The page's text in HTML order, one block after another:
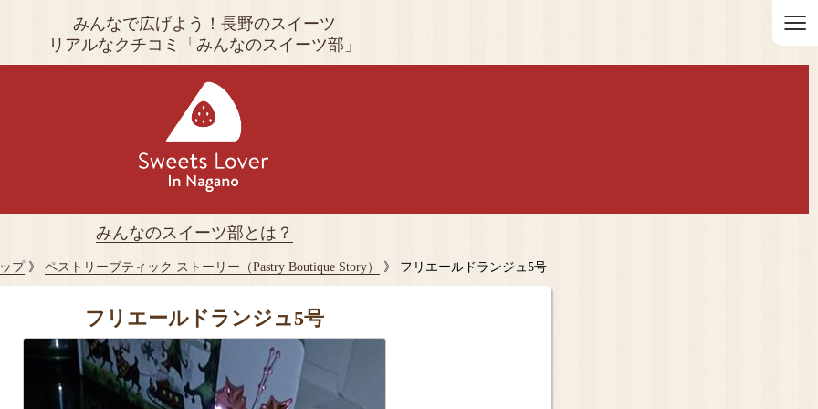
≡
みんなで広げよう！長野のスイーツ
リアルなクチコミ「みんなのスイーツ部」
みんなのスイーツ部とは？
プ》 ペストリーブティック ストーリー（Pastry Boutique Story） 》 フリエールドランジュ5号
フリエールドランジュ5号